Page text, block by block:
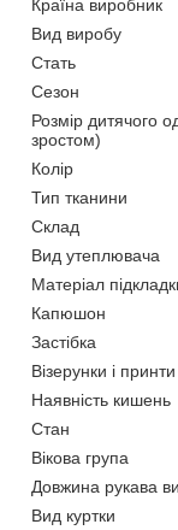
Країна виробник
Вид виробу
Стать
Сезон
Розмір дитячого
зростом)
Колір
Тип тканини
Склад
Вид утеплювача
Матеріал
Капюшон
Застібка
Візерунки і принти
Наявність кишень
Стан
Вікова група
Довжина рукава
Вид куртки